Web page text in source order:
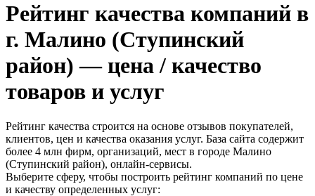
Рейтинг качества компаний в
г. Малино (Ступинский
район) — цена / качество
товаров и услуг
Рейтинг качества строится на основе отзывов покупателей,
клиентов, цен и качества оказания услуг. База сайта содержит
более 4 млн фирм, организаций, мест в городе Малино
(Ступинский район), онлайн-сервисы.
Выберите сферу, чтобы построить рейтинг компаний по цене
и качеству определенных услуг: